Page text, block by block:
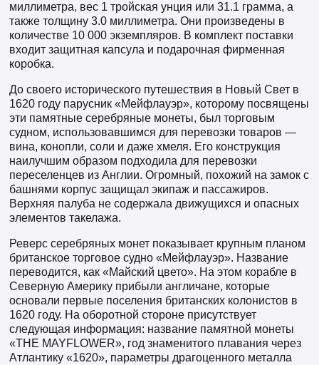
миллиметра, вес 1 тройская унция или 31.1 грамма, а
также толщину 3.0 миллиметра. Они произведены в
количестве 10 000 экземпляров. В комплект поставки
входит защитная капсула и подарочная фирменная
коробка.
До своего исторического путешествия в Новый Свет в
1620 году парусник «Мейфлауэр», которому посвящены
эти памятные серебряные монеты, был торговым
судном, использовавшимся для перевозки товаров —
вина, конопли, соли и даже хмеля. Его конструкция
наилучшим образом подходила для перевозки
переселенцев из Англии. Огромный, похожий на замок с
башнями корпус защищал экипаж и пассажиров.
Верхняя палуба не содержала движущихся и опасных
элементов такелажа.
Реверс серебряных монет показывает крупным планом
британское торговое судно «Мейфлауэр». Название
переводится, как «Майский цвето». На этом корабле в
Северную Америку прибыли англичане, которые
основали первые поселения британских колонистов в
1620 году. На оборотной стороне присутствует
следующая информация: название памятной монеты
«THE MAYFLOWER», год знаменитого плавания через
Атлантику «1620», параметры драгоценного металла